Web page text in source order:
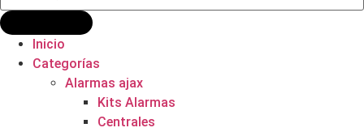
productos
Inicio
Categorías
Alarmas ajax
Kits Alarmas
Centrales